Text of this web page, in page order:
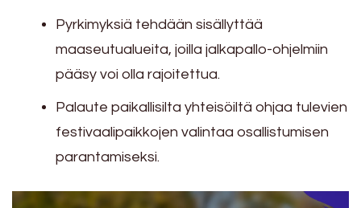
Pyrkimyksiä tehdään sisällyttää
maaseutualueita, joilla jalkapallo-ohjelmiin
pääsy voi olla rajoitettua.
Palaute paikallisilta yhteisöiltä ohjaa tulevien
festivaalipaikkojen valintaa osallistumisen
parantamiseksi.